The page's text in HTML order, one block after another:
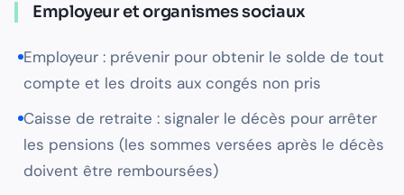
Employeur et organismes sociaux
Employeur : prévenir pour obtenir le solde de tout
compte et les droits aux congés non pris
Caisse de retraite : signaler le décès pour arrêter
les pensions (les sommes versées après le décès
doivent être remboursées)